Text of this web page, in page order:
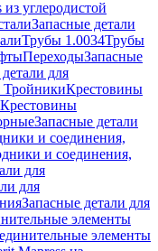
углеродистой
Запасные детали
Трубы 1.0034Трубы
ПереходыЗапасные
для
ТройникиКрестовины
Запасные детали
и соединения,
и соединения,
для
для
Запасные детали для
элементы
элементы